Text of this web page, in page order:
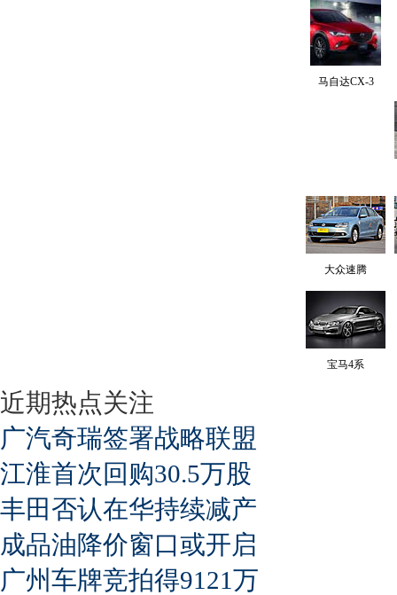
马自达CX-3
大众速腾
宝马4系
近期热点关注
广汽奇瑞签署战略联盟
江淮首次回购30.5万股
丰田否认在华持续减产
成品油降价窗口或开启
广州车牌竞拍得9121万